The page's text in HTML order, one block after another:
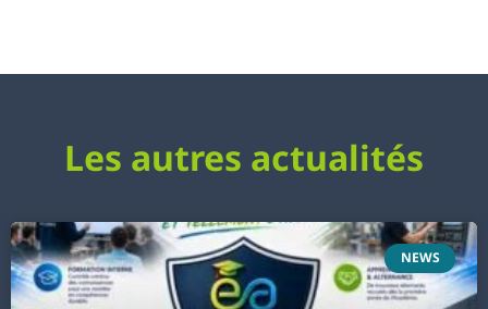
Les autres actualités
NEWS